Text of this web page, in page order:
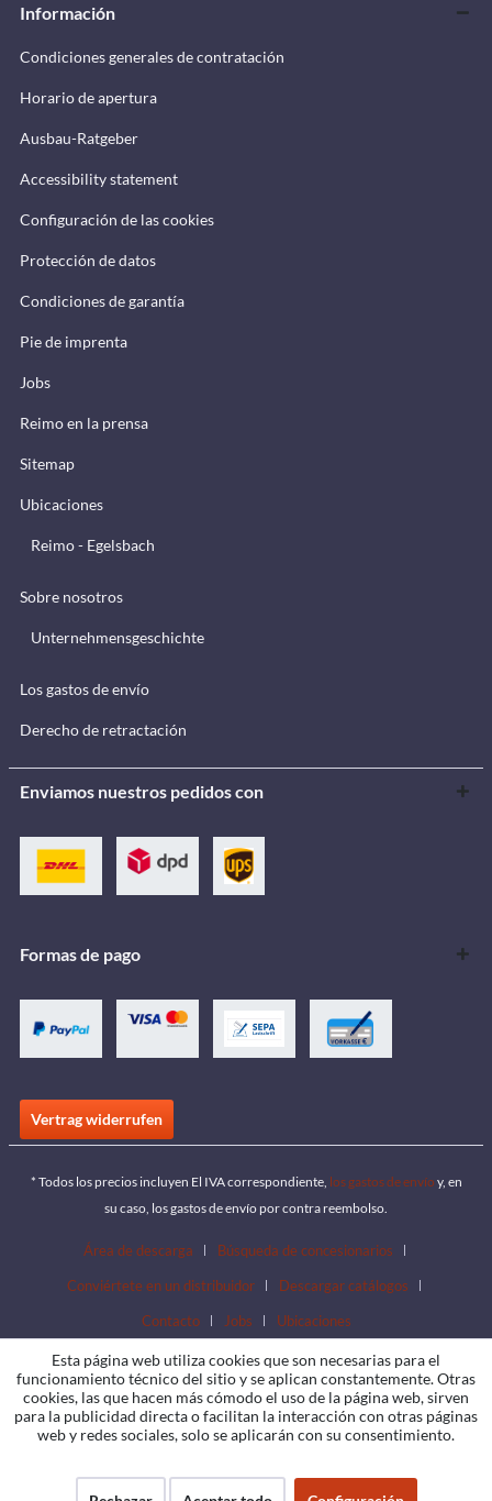
Información
Condiciones generales de contratación
Horario de apertura
Ausbau-Ratgeber
Accessibility statement
Configuración de las cookies
Protección de datos
Condiciones de garantía
Pie de imprenta
Jobs
Reimo en la prensa
Sitemap
Ubicaciones
Reimo - Egelsbach
Sobre nosotros
Unternehmensgeschichte
Los gastos de envío
Derecho de retractación
Enviamos nuestros pedidos con
Formas de pago
Vertrag widerrufen
* Todos los precios incluyen El IVA correspondiente, los gastos de envío y, en
su caso, los gastos de envío por contra reembolso.
Área de descarga
Búsqueda de concesionarios
Conviértete en un distribuidor
Descargar catálogos
Contacto
Jobs Ubicaciones
Esta página web utiliza cookies que son necesarias para el
funcionamiento técnico del sitio y se aplican constantemente. Otras
cookies, las que hacen más cómodo el uso de la página web, sirven
para la publicidad directa o facilitan la interacción con otras páginas
web y redes sociales, solo se aplicarán con su consentimiento.